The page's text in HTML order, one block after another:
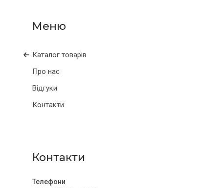
Каталог товарів
Про нас
Відгуки
Контакти
Контакти